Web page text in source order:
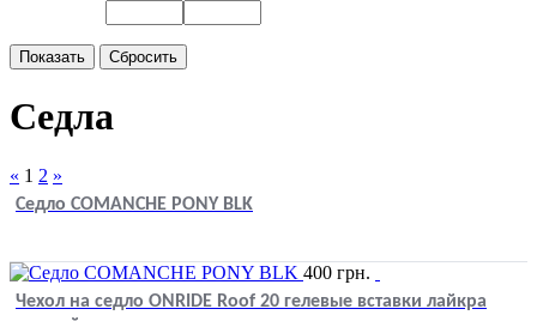
Седла
« 1 2 »
Седло COMANCHE PONY BLK
400 грн.
Чехол на седло ONRIDE Roof 20 гелевые вставки лайкра